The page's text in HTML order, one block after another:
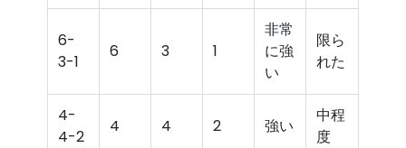
6-
3-1
6 3 1
非常
に強
い
限ら
れた
4-
4-2
4 4 2 強い
中程
度